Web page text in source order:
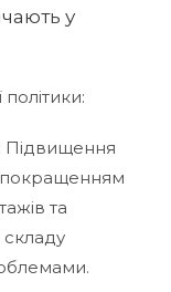
у
Підвищення
покращенням
та
складу